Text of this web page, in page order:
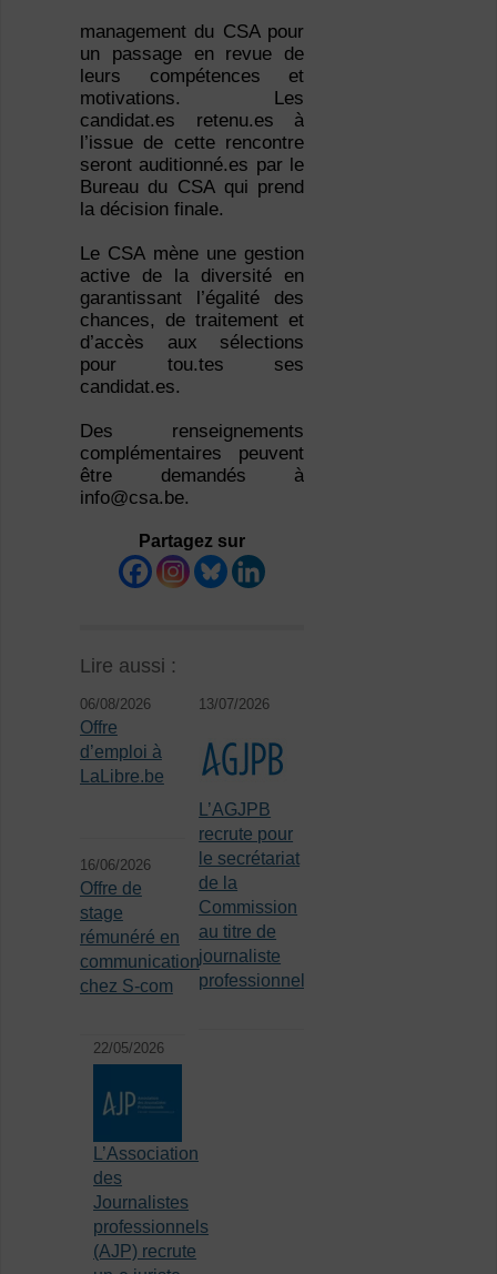
management du CSA pour
un passage en revue de
leurs compétences et
motivations. Les
candidat.es retenu.es à
l’issue de cette rencontre
seront auditionné.es par le
Bureau du CSA qui prend
la décision finale.
Le CSA mène une gestion
active de la diversité en
garantissant l’égalité des
chances, de traitement et
d’accès aux sélections
pour tou.tes ses
candidat.es.
Des renseignements
complémentaires peuvent
être demandés à
info@csa.be.
Partagez sur
Lire aussi :
06/08/2026
Offre
d’emploi à
LaLibre.be
13/07/2026
L’AGJPB
recrute pour
le secrétariat
de la
Commission
au titre de
journaliste
professionnel
16/06/2026
Offre de
stage
rémunéré en
communication
chez S-com
22/05/2026
L’Association
des
Journalistes
professionnels
(AJP) recrute